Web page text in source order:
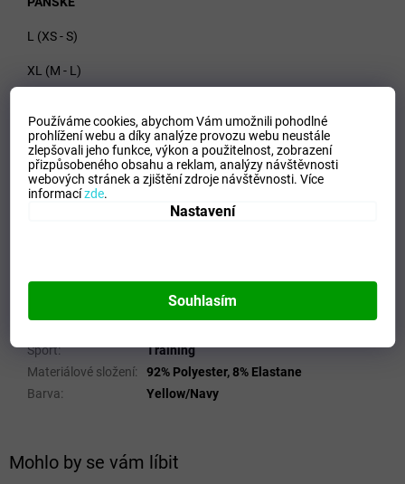
Používáme cookies, abychom Vám umožnili pohodlné
prohlížení webu a díky analýze provozu webu neustále
zlepšovali jeho funkce, výkon a použitelnost,zobrazení
přizpůsobeného obsahu a reklam, analýzy návštěvnosti
webových stránek a zjištění zdroje návštěvnosti.Více
informacízde.
Nastavení
Souhlasím
Mohlo by se vám líbit
L (XS - S)
XL (M - L)
Materiál - 92% Polyester, 8% Elastane
Doplňkové parametry
Velikost:
S
Muži
Sport:
Training
Materiálové složení:
92% Polyester, 8% Elastane
Barva: Yellow/Navy